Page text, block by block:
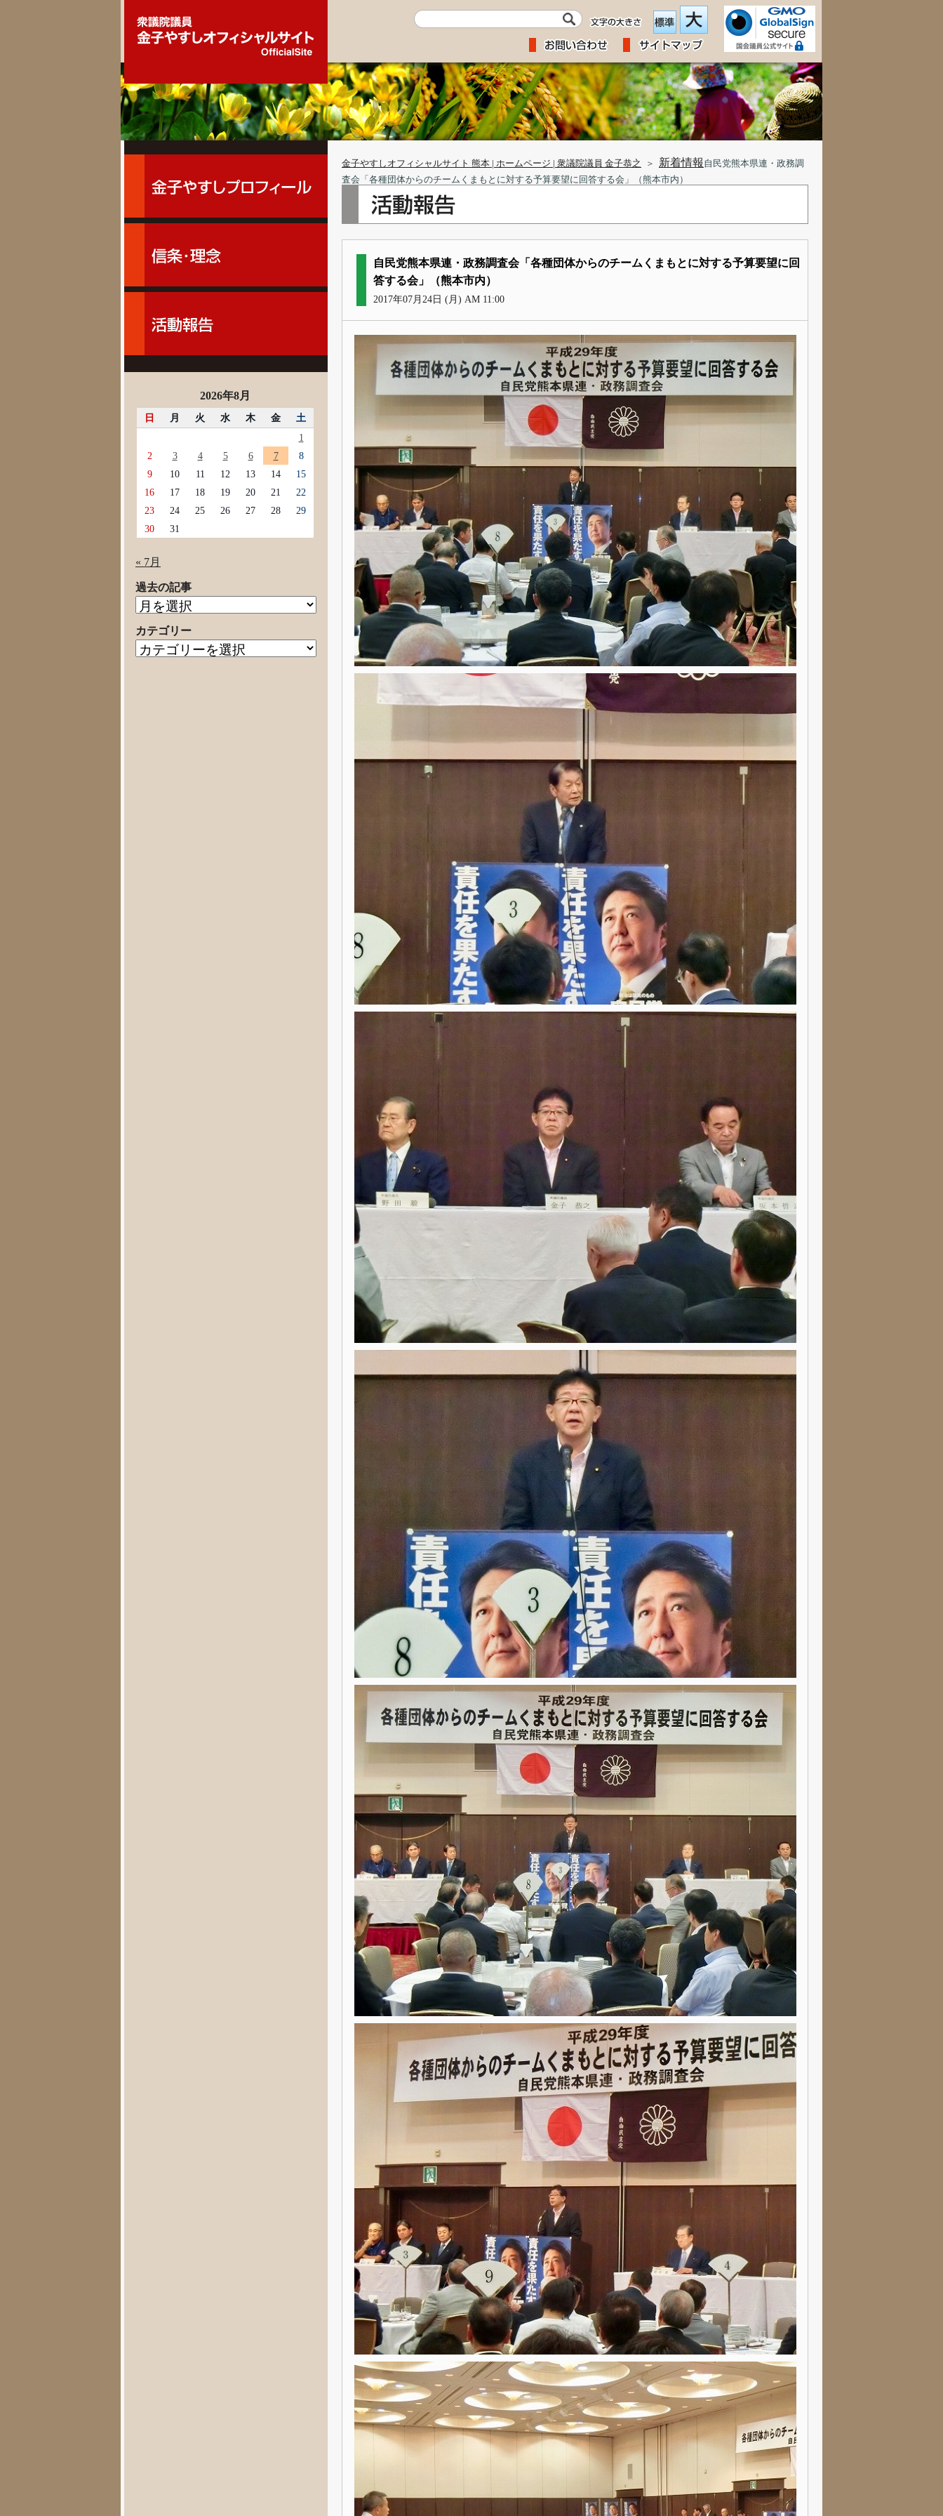
金子やすしオフィシャルサイト 熊本 | ホームページ | 衆議院議員 金子恭之 ＞ 新着情報 自民党熊本県連・政務調
査会「各種団体からのチームくまもとに対する予算要望に回答する会」（熊本市内）
自民党熊本県連・政務調査会「各種団体からのチームくまもとに対する予算要望に回
答する会」（熊本市内）
2017年07月24日 (月) AM 11:00
2026年8月
日 月 火 水 木 金
土
1
2
3 4 5 6 7
8
9
10 11 12 13 14
15
16
17 18 19 20 21
22
23
24 25 26 27 28
29
30
31
« 7月
過去の記事
過
の
記
カテゴリー
カ